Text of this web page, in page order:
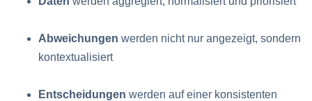
Abweichungen werden nicht nur angezeigt, sondern
kontextualisiert
Entscheidungen werden auf einer konsistenten